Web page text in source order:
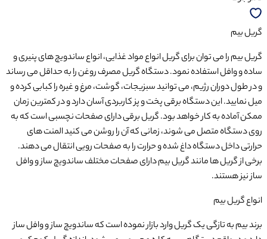
گریل بیم
گریل بیم را می توان برای گریل انواع مواد غذایی، انواع ساندویچ های پنیری و
ساده و وافل استفاده نمود. دستگاه گریل مصرف روغن را به حداقل می رساند
و در طول دوران رژیم، می توانید سبزیجات، گوشت، مرغ و غیره را کبابی کرده و
میل نمایید. این دستگاه برقی پخت و پز کاربردی آسان دارد و در کمترین زمان
ممکن آماده به کار خواهد بود. گریل برقی دارای صفحات نچسبی است که به
روی دستگاه متصل می شوند، زمانی که آن را روشن می کنید المنت های
حرارتی داخل دستگاه داغ شده و حرارت را به صفحات رویی انتقال می دهند.
برخی از گریل ها مانند گریل بیم دارای صفحات مختلف ساندویچ ساز و وافل
ساز نیز هستند.
انواع گریل بیم
برند بیم به تازگی یک گریل وارد بازار نموده است که ساندویچ ساز و وافل ساز